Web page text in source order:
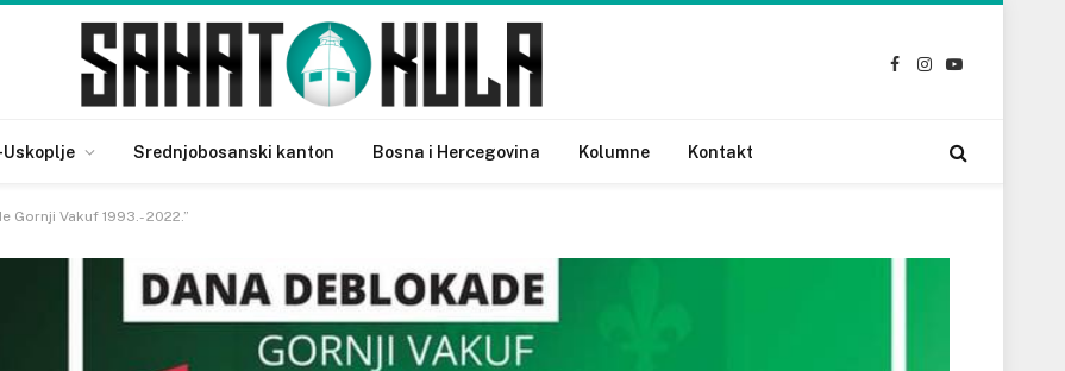
Facebook
Instagram
YouTube
Srednjobosanski kanton Bosna i Hercegovina Kolumne Kontakt
Gornji Vakuf 1993.- 2022.”